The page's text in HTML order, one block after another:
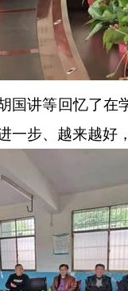
国讲等回忆了在
一步、越来越好